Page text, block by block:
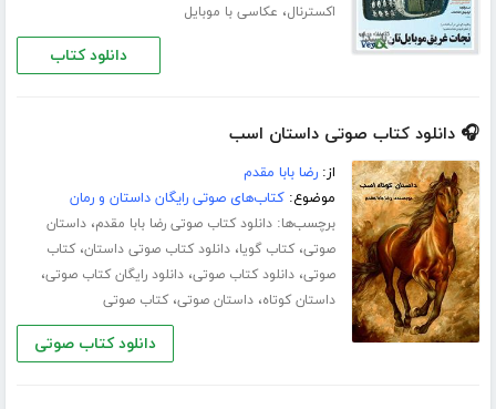
اکسترنال، عکاسی با موبایل
دانلود کتاب
🎧 دانلود کتاب صوتی داستان اسب
از:رضا بابا مقدم
موضوع:کتاب‌های صوتی رایگان داستان و رمان
برچسب‌ها:دانلود کتاب صوتی رضا بابا مقدم،داستان
صوتی،کتاب گویا،دانلود کتاب صوتی داستان،کتاب
صوتی،دانلود کتاب صوتی،دانلود رایگان کتاب صوتی،
داستان کوتاه،داستان صوتی،کتاب صوتی
دانلود کتاب صوتی